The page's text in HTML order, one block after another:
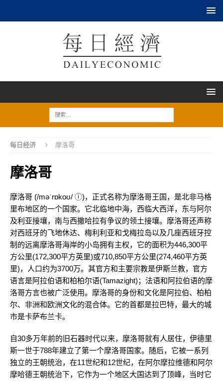
每日经济 摩洛哥
摩洛哥
摩洛哥 (/məˈrɒkoʊ/ ⓘ)，正式名称为摩洛哥王国，是北非马格
里布地区的一个国家。它北临地中海，西临大西洋，东与阿尔
及利亚接壤，南与西撒哈拉有争议的领土接壤。摩洛哥还声称
对西班牙的飞地休达、梅利利亚和戈梅拉岛以及几座西班牙控
制的远离摩洛哥海岸的小岛拥有主权，它的面积为446,300平
方公里(172,300平方英里)或710,850平方公里(274,460平方英
里)，人口约为3700万。其官方和主要宗教是伊斯兰教，官方
语言是阿拉伯语和柏柏尔语(Tamazight)；法语和阿拉伯语的摩
洛哥方言也被广泛使用。摩洛哥的身份和文化是阿拉伯、柏柏
尔、非洲和欧洲文化的混合体。它的首都是拉巴特，最大的城
市是卡萨布兰卡。
自30多万年前的旧石器时代以来，摩洛哥就有人居住，伊德里
斯一世于788年建立了第一个摩洛哥国家。随后，它被一系列
独立的王朝统治，在11世纪和12世纪，在阿尔摩拉维德和阿尔
摩哈德王朝统治下，它作为一个地区大国达到了顶峰，当时它